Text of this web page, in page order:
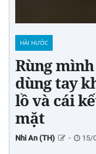
HÀI HƯỚC
Rùng
dùng tay
lồ và cái
mặt
Nhi An (TH) - 15/